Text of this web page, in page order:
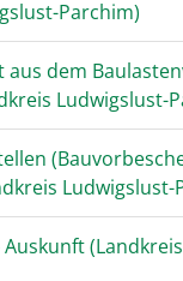
Parchim)
aus dem
Ludwigslust-
Ludwigslust-